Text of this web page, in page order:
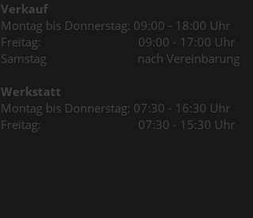
Verkauf
Montag bis Donnerstag: 09:00 - 18:00 Uhr
Freitag: 09:00 - 17:00 Uhr
Samstag nach Vereinbarung
Werkstatt
Montag bis Donnerstag: 07:30 - 16:30 Uhr
Freitag: 07:30 - 15:30 Uhr